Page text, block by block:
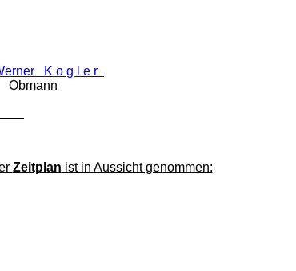
K o g l e r
Zeitplan ist in Aussicht genommen: